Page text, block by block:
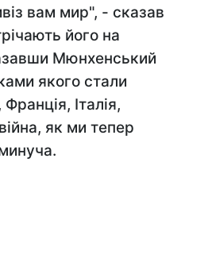
вам мир", - сказав
його на
Мюнхенський
якого стали
Італія,
як ми тепер